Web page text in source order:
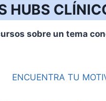
HUBS
sobre un tema
ENCUENTRA TU